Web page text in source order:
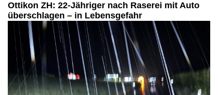
Ottikon ZH: 22-Jähriger nach Raserei mit Auto
überschlagen – in Lebensgefahr